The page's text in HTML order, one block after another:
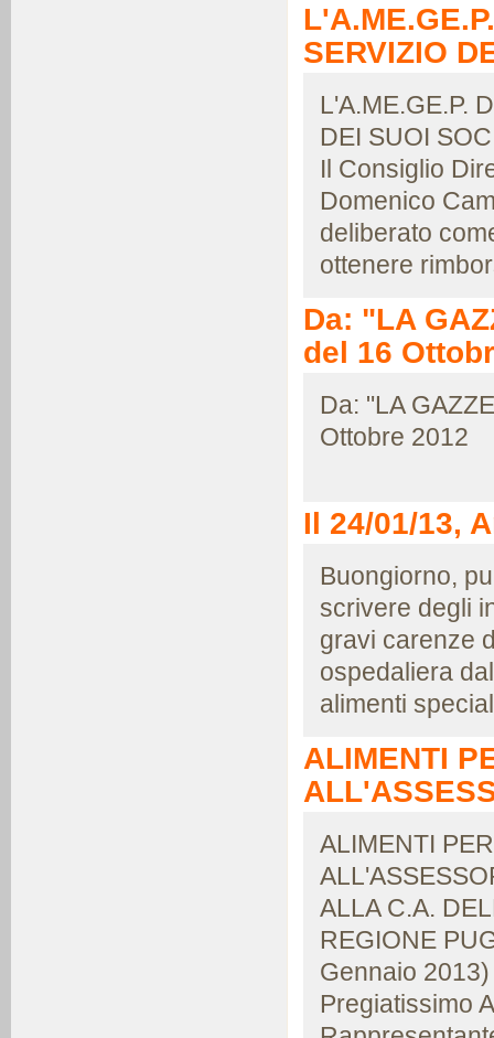
SERVIZIO
L'A.ME.GE.P.
DEI SUOI
Il Consiglio
Domenico
deliberato
ottenere
Da: "LA
del 16
Da: "LA
Ottobre 2012
Il 24/01/13,
Buongiorno,
scrivere degli
gravi carenze
ospedaliera
alimenti
ALIMENTI
ALIMENTI
ALLA C.A.
REGIONE
Gennaio 2013)
Pregiatissimo